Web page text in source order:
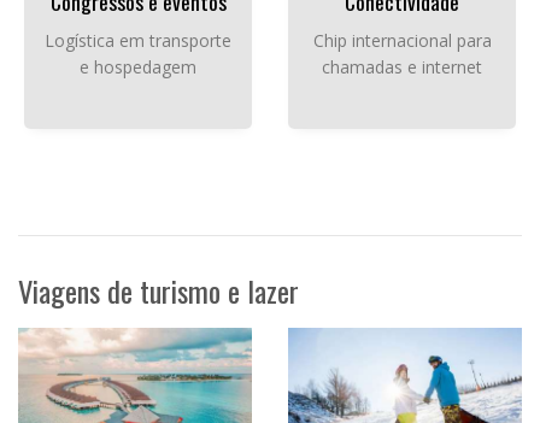
Logística em transporte
e hospedagem
Chip internacional para
chamadas e internet
Viagens de turismo e lazer